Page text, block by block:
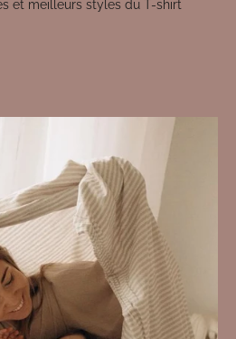
et meilleurs styles du T-shirt